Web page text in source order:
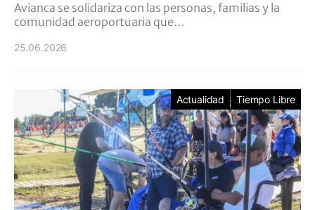
Avianca se solidariza con las personas, familias y la
comunidad aeroportuaria que…
25.06.2026
Actualidad Tiempo Libre